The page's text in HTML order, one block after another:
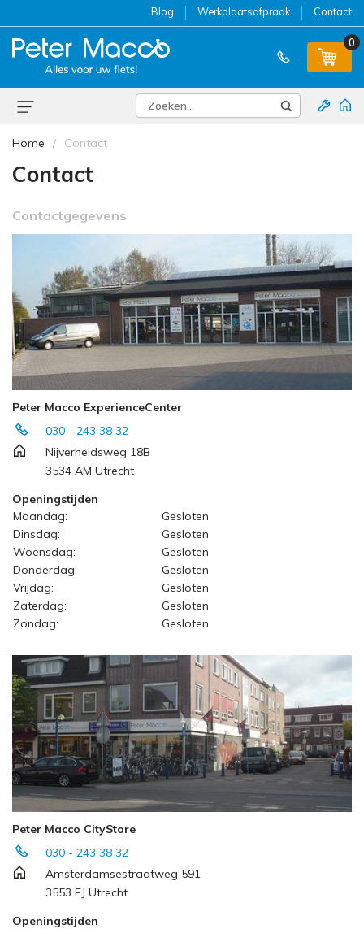
Blog Werkplaatsafpraak Contact
0
Home Contact
Contact
Contactgegevens
Peter Macco ExperienceCenter
030 - 243 38 32
Nijverheidsweg 18B
3534 AM Utrecht
Openingstijden
Maandag:
Gesloten
Dinsdag:
Gesloten
Woensdag:
Gesloten
Donderdag:
Gesloten
Vrijdag:
Gesloten
Zaterdag:
Gesloten
Zondag:
Gesloten
Peter Macco CityStore
030 - 243 38 32
Amsterdamsestraatweg 591
3553 EJ Utrecht
Openingstijden